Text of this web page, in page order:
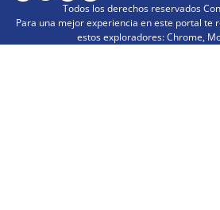
Todos los derechos reservados
Para una mejor experiencia en este portal te
estos exploradores: Chrome,